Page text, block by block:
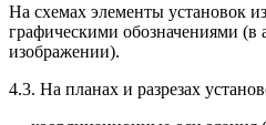
На схемах элементы установок
графическими обозначениями (в
изображении).
4.3. На планах и разрезах